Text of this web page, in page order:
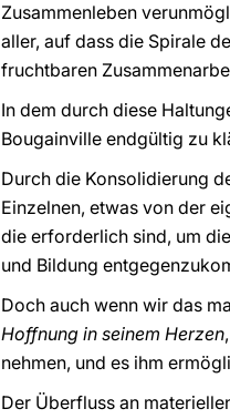
Zusammenleben
aller, auf dass die Spirale
fruchtbaren
In dem durch diese
Bougainville endgültig zu
Durch die Konsolidierung
Einzelnen, etwas von der
die erforderlich sind, um
und Bildung
Doch auch wenn wir das
Hoffnung in seinem Herzen
nehmen, und es ihm
Der Überfluss an